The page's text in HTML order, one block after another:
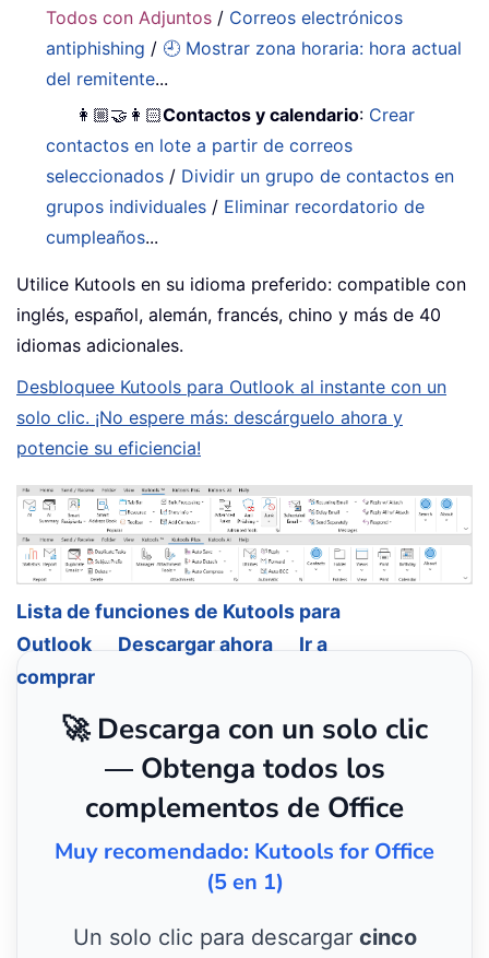
Todos con Adjuntos / Correos electrónicos
antiphishing / 🕘 Mostrar zona horaria: hora actual
del remitente...
👩🏼‍🤝‍👩🏻Contactos y calendario: Crear
contactos en lote a partir de correos
seleccionados / Dividir un grupo de contactos en
grupos individuales / Eliminar recordatorio de
cumpleaños...
Utilice Kutools en su idioma preferido: compatible con
inglés, español, alemán, francés, chino y más de 40
idiomas adicionales.
Desbloquee Kutools para Outlook al instante con un
solo clic. ¡No espere más: descárguelo ahora y
potencie su eficiencia!
Lista de funciones de Kutools para
Outlook
Descargar ahora
Ir a
comprar
🚀 Descarga con un solo clic
— Obtenga todos los
complementos de Office
Muy recomendado: Kutools for Office
(5 en 1)
Un solo clic para descargar cinco